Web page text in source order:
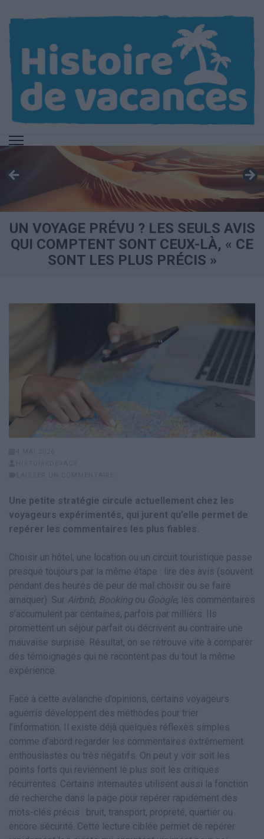
contenu
(Pressez
Entrée)
UN VOYAGE PRÉVU ? LES SEULS AVIS
QUI COMPTENT SONT CEUX-LÀ, « CE
SONT LES PLUS PRÉCIS »
Une petite stratégie circule actuellement chez les
voyageurs expérimentés, qui jurent qu’elle permet de
repérer les commentaires les plus fiables.
Choisir un hôtel, une location ou un circuit touristique passe
presque toujours par la même étape : lire des avis (souvent
pendant des heures de peur de mal choisir ou se faire
arnaquer). Sur Airbnb, Booking ou Google, les commentaires
s’accumulent par centaines, parfois par milliers. Ils
promettent un séjour parfait ou décrivent au contraire une
mauvaise surprise. Résultat, on se retrouve vite à comparer
des témoignages qui ne racontent pas du tout la même
expérience.
Face à cette avalanche d’opinions, certains voyageurs
aguerris développent des méthodes pour trier
l’information. Il existe déjà quelques réflexes simples
comme d’abord regarder les commentaires extrêmement
enthousiastes ou très négatifs. On peut y voir soit les
points forts qui reviennent le plus soit les critiques
récurrentes. Certains internautes utilisent aussi la fonction
de recherche dans la page pour repérer rapidement des
mots-clés précis : bruit, transport, propreté, quartier ou
encore sécurité. Cette lecture ciblée permet de repérer